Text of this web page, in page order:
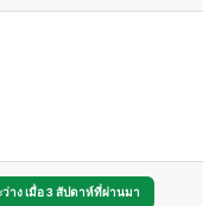
าง เมื่อ 3 สัปดาห์ที่ผ่านมา
ก